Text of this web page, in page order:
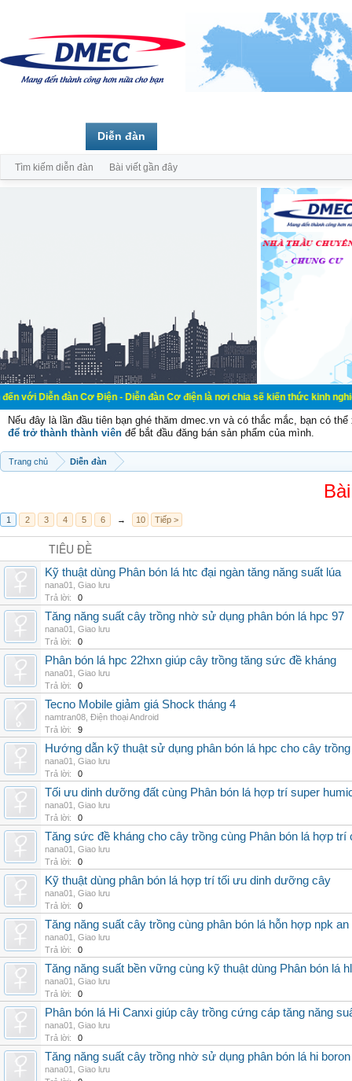
đàn Cơ Điện - Diễn đàn Cơ điện là nơi chia sẽ kiến thức kinh nghiệm
Nếu đây là lần đầu tiên bạn ghé thăm dmec.vn và có thắc mắc, bạn có
để trở thành thành viên để bắt đầu đăng bán sản phẩm của mình.
Trang chủ Diễn đàn
1 2 3 4 5 6 → 10 Tiếp >
TIÊU ĐỀ
Kỹ thuật dùng Phân bón lá htc đại ngàn tăng năng suất lúa
nana01
Giao lưu
Trả lời:
0
Tăng năng suất cây trồng nhờ sử dụng phân bón lá hpc 97
nana01
Giao lưu
Trả lời:
0
Phân bón lá hpc 22hxn giúp cây trồng tăng sức đề kháng
nana01
Giao lưu
Trả lời:
0
Tecno Mobile giảm giá Shock tháng 4
namtran08 Điện thoại Android
Trả lời:
9
Hướng dẫn kỹ thuật sử dụng phân bón lá hpc cho cây trồng
nana01
Giao lưu
Trả lời:
0
Tối ưu dinh dưỡng đất cùng Phân bón lá hợp trí super
nana01
Giao lưu
Trả lời:
0
Tăng sức đề kháng cho cây trồng cùng Phân bón lá hợp trí
nana01
Giao lưu
Trả lời:
0
Kỹ thuật dùng phân bón lá hợp trí tối ưu dinh dưỡng cây
nana01
Giao lưu
Trả lời:
0
Tăng năng suất cây trồng cùng phân bón lá hỗn hợp npk an
nana01
Giao lưu
Trả lời:
0
Tăng năng suất bền vững cùng kỹ thuật dùng Phân bón lá
nana01
Giao lưu
Trả lời:
0
Phân bón lá Hi Canxi giúp cây trồng cứng cáp tăng năng
nana01
Giao lưu
Trả lời:
0
Tăng năng suất cây trồng nhờ sử dụng phân bón lá hi
nana01
Giao lưu
Diễn đàn
Tìm kiếm diễn đàn Bài viết gần đây